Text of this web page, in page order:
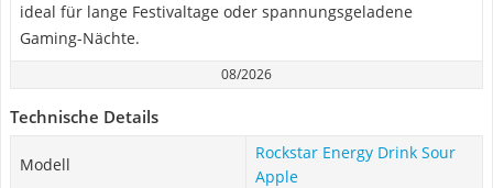
ideal für lange Festivaltage oder spannungsgeladene
Gaming-Nächte.
08/2026
Technische Details
Modell
Rockstar Energy Drink Sour
Apple